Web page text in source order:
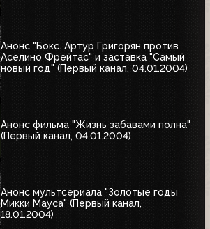
Анонс "Бокс. Артур Григорян против
Аселино Фрейтас" и заставка "Самый
новый год" (Первый канал, 04.01.2004)
Анонс фильма "Жизнь забавами полна"
(Первый канал, 04.01.2004)
Анонс мультсериала "Золотые годы
Микки Мауса" (Первый канал,
18.01.2004)